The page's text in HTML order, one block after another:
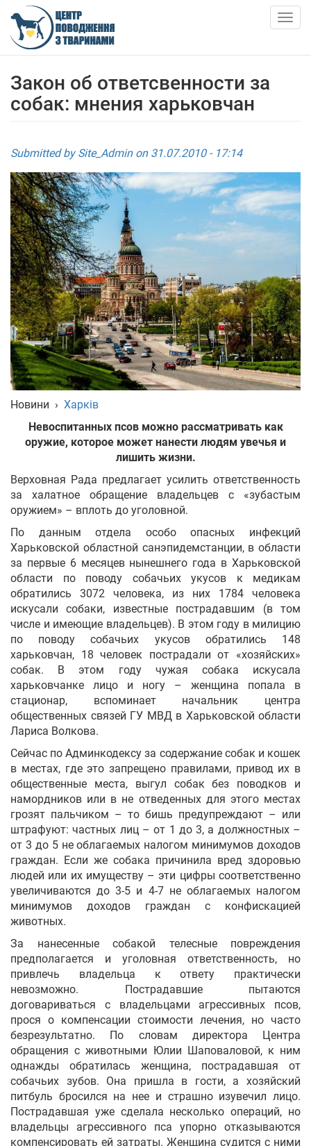
main
content
ПРО НАС
НОВИНИ
СТАТТІ
ПОСЛУГИ
ПРИТУЛОК
АНКЕТИ ТВАРИН
КОНТАКТИ
Укр Рус Eng
Закон об ответсвенности за
собак: мнения харьковчан
Submitted bySite_Adminon 31.07.2010 - 17:14
Новини › Харків
Невоспитанных псов можно рассматривать как
оружие, которое может нанести людям увечья и
лишить жизни.
Верховная Рада предлагает усилить ответственность
за халатное обращение владельцев с «зубастым
оружием» – вплоть до уголовной.
По данным отдела особо опасных инфекций
Харьковской областной санэпидемстанции, в области
за первые 6 месяцев нынешнего года в Харьковской
области по поводу собачьих укусов к медикам
обратились 3072 человека, из них 1784 человека
искусали собаки, известные пострадавшим (в том
числе и имеющие владельцев). В этом году в милицию
по поводу собачьих укусов обратились 148
харьковчан, 18 человек пострадали от «хозяйских»
собак. В этом году чужая собака искусала
харьковчанке лицо и ногу – женщина попала в
стационар, вспоминает начальник центра
общественных связей ГУ МВД в Харьковской области
Лариса Волкова.
Сейчас по Админкодексу за содержание собак и кошек
в местах, где это запрещено правилами, привод их в
общественные места, выгул собак без поводков и
намордников или в не отведенных для этого местах
грозят пальчиком – то бишь предупреждают – или
штрафуют: частных лиц – от 1 до 3, а должностных –
от 3 до 5 не облагаемых налогом минимумов доходов
граждан. Если же собака причинила вред здоровью
людей или их имуществу – эти цифры соответственно
увеличиваются до 3-5 и 4-7 не облагаемых налогом
минимумов доходов граждан с конфискацией
животных.
За нанесенные собакой телесные повреждения
предполагается и уголовная ответственность, но
привлечь владельца к ответу практически
невозможно. Пострадавшие пытаются
договариваться с владельцами агрессивных псов,
прося о компенсации стоимости лечения, но часто
безрезультатно. По словам директора Центра
обращения с животными Юлии Шаповаловой, к ним
однажды обратилась женщина, пострадавшая от
собачьих зубов. Она пришла в гости, а хозяйский
питбуль бросился на нее и страшно изувечил лицо.
Пострадавшая уже сделала несколько операций, но
владельцы агрессивного пса упорно отказываются
компенсировать ей затраты. Женщина судится с ними